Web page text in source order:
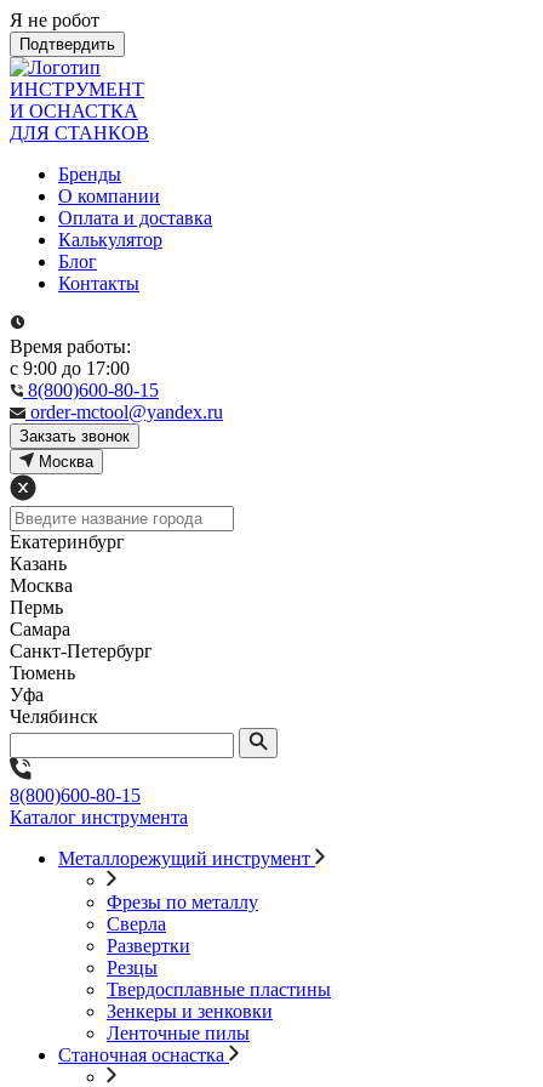
Я не робот
Подтвердить
ИНСТРУМЕНТ
И ОСНАСТКА
ДЛЯ СТАНКОВ
Бренды
О компании
Оплата и доставка
Калькулятор
Блог
Контакты
Время работы:
с 9:00 до 17:00
8(800)600-80-15
order-mctool@yandex.ru
Закзать звонок
Москва
Екатеринбург
Казань
Москва
Пермь
Самара
Санкт-Петербург
Тюмень
Уфа
Челябинск
8(800)600-80-15
Каталог инструмента
Металлорежущий инструмент
Фрезы по металлу
Сверла
Развертки
Резцы
Твердосплавные пластины
Зенкеры и зенковки
Ленточные пилы
Станочная оснастка